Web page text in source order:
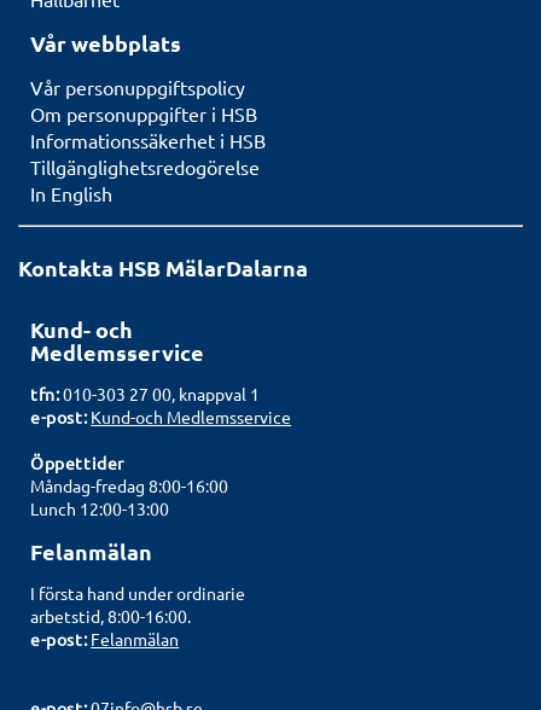
Vår webbplats
Vår personuppgiftspolicy
Om personuppgifter i HSB
Informationssäkerhet i HSB
Tillgänglighetsredogörelse
In English
Kontakta HSB MälarDalarna
Kund- och
Medlemsservice
tfn:010-303 27 00, knappval 1
e-post: Kund-och Medlemsservice
Öppettider
Måndag-fredag 8:00-16:00
Lunch 12:00-13:00
Felanmälan
I första hand under ordinarie
arbetstid, 8:00-16:00.
e-post: Felanmälan